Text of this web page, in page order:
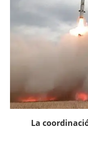
La